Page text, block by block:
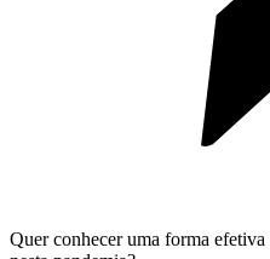
Quer conhecer uma forma